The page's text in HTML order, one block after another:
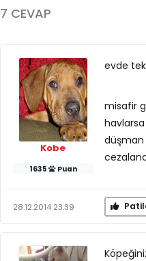
7 CEVAP
Kobe
1635 Puan
evde
misafir
havlarsa
düşman
28.12.2014 23:39